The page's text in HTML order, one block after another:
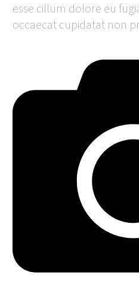
esse cillum dolore eu
occaecat cupidatat non